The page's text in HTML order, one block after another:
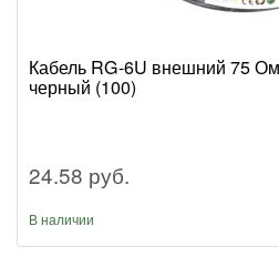
Кабель RG-6U внешний 75
черный (100)
24.58 руб.
В наличии